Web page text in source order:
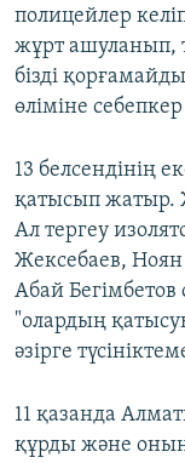
полицейлер
жұрт ашуланып,
бізді
өліміне
13 белсендінің
қатысып жатыр.
Ал тергеу
Жексебаев,
Абай
"олардың
әзірге
11 қазанда
құрды және оның